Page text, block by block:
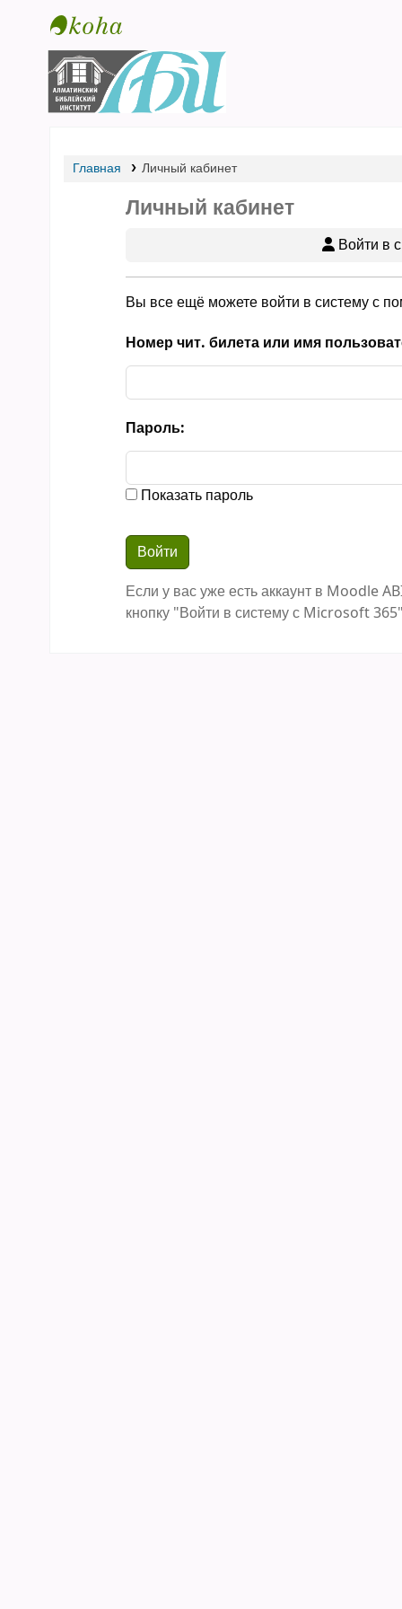
Библиотека АБИ
Главная Личный кабинет
Личный кабинет
Войти в
Вы все ещё можете войти в систему с
Номер чит. билета или имя
Пароль:
Показать пароль
Если у вас уже есть аккаунт в Moodle
кнопку "Войти в систему с Microsoft